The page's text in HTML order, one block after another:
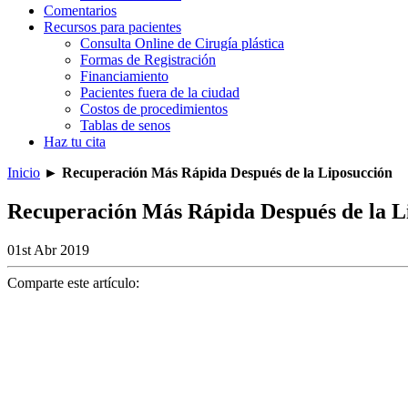
Comentarios
Recursos para pacientes
Consulta Online de Cirugía plástica
Formas de Registración
Financiamiento
Pacientes fuera de la ciudad
Costos de procedimientos
Tablas de senos
Haz tu cita
Inicio ► Recuperación Más Rápida Después de la Liposucción
Recuperación Más Rápida Después de la
01st Abr 2019
Comparte este artículo: